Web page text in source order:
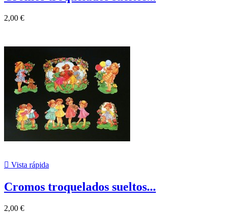
2,00 €
 Vista rápida
Cromos troquelados sueltos...
2,00 €